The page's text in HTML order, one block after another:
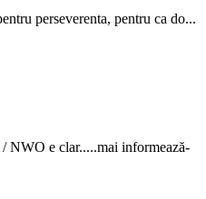
perseverenta, pentru ca do...
NWO e clar.....mai informează-